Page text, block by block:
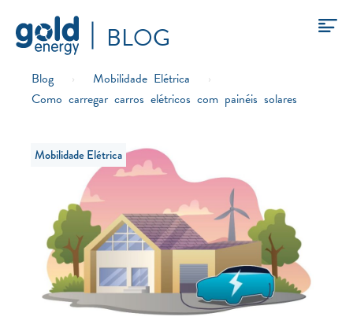
BLOG
Blog › Mobilidade Elétrica
›
Como carregar carros elétricos com painéis solares
Mobilidade Elétrica